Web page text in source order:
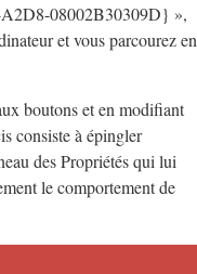
08002B30309D} »,
et vous parcourez en
boutons et en modifiant
consiste à épingler
des Propriétés qui lui
le comportement de